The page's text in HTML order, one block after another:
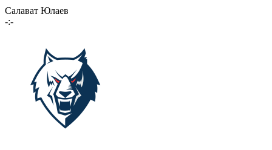
Салават Юлаев
-:-